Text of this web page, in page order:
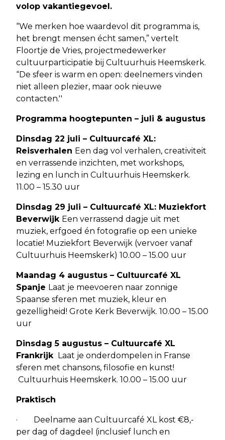
volop vakantiegevoel.
“We merken hoe waardevol dit programma is,
het brengt mensen écht samen,” vertelt
Floortje de Vries, projectmedewerker
cultuurparticipatie bij Cultuurhuis Heemskerk.
“De sfeer is warm en open: deelnemers vinden
niet alleen plezier, maar ook nieuwe
contacten.''
Programma hoogtepunten – juli & augustus
Dinsdag 22 juli – Cultuurcafé XL:
Reisverhalen Een dag vol verhalen, creativiteit
en verrassende inzichten, met workshops,
lezing en lunch in Cultuurhuis Heemskerk.
11.00 – 15.30 uur
Dinsdag 29 juli – Cultuurcafé XL: Muziekfort
Beverwijk Een verrassend dagje uit met
muziek, erfgoed én fotografie op een unieke
locatie! Muziekfort Beverwijk (vervoer vanaf
Cultuurhuis Heemskerk) 10.00 – 15.00 uur
Maandag 4 augustus – Cultuurcafé XL
Spanje Laat je meevoeren naar zonnige
Spaanse sferen met muziek, kleur en
gezelligheid! Grote Kerk Beverwijk. 10.00 – 15.00
uur
Dinsdag 5 augustus – Cultuurcafé XL
Frankrijk Laat je onderdompelen in Franse
sferen met chansons, filosofie en kunst!
Cultuurhuis Heemskerk. 10.00 – 15.00 uur
Praktisch
· Deelname aan Cultuurcafé XL kost €8,-
per dag of dagdeel (inclusief lunch en